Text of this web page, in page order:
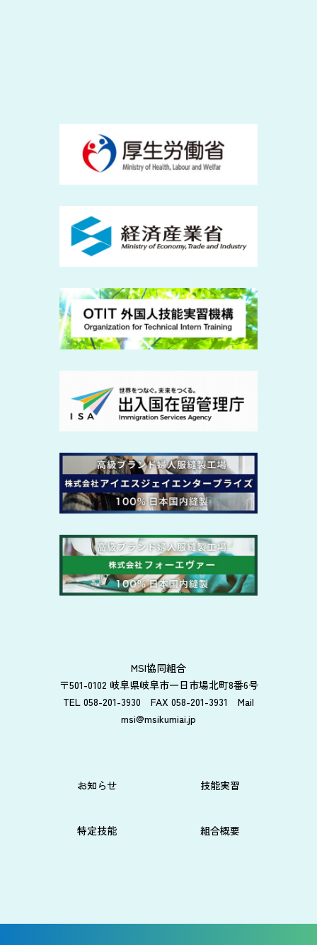
MSI協同組合
〒501-0102 岐阜県岐阜市一日市場北町8番6号
TEL 058-201-3930 FAX 058-201-3931 Mail
msi@msikumiai.jp
お知らせ 技能実習
特定技能 組合概要